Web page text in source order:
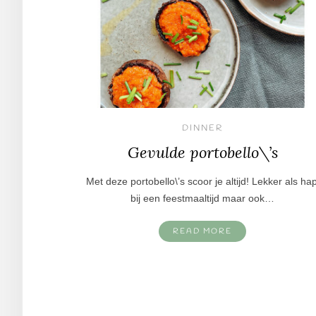
DINNER
Gevulde portobello\’s
Met deze portobello\’s scoor je altijd! Lekker als
bij een feestmaaltijd maar ook…
READ MORE